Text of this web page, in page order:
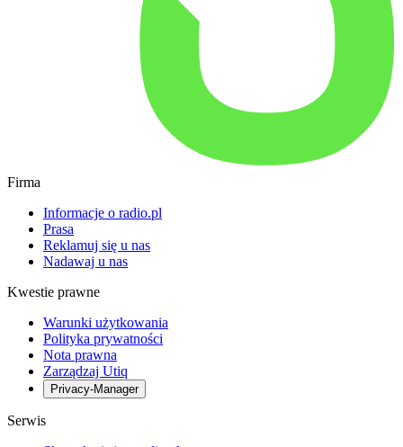
Firma
Informacje o radio.pl
Prasa
Reklamuj się u nas
Nadawaj u nas
Kwestie prawne
Warunki użytkowania
Polityka prywatności
Nota prawna
Zarządzaj Utiq
Privacy-Manager
Serwis